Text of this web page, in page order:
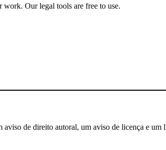
work. Our legal tools are free to use.
de direito autoral, um aviso de licença e um